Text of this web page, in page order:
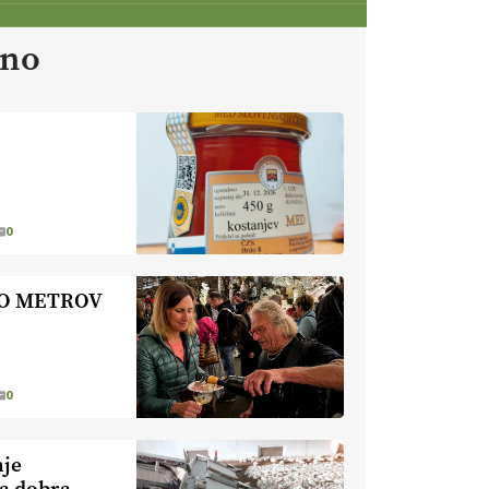
https://t.co/tQd9tB1THk
Varnost na kmetiji naj
bo vedno na prvem mestu.
https://t.co/RcsFHlxERk
#traktor #varnost #kmetijstvo
https://t.co/L4Er80AtXS
22.07.2026
[EKOloško = LOGIČNO ]
Za
uspešno ohranjanje travišč sta
ključna kmetijstvo
in predvsem
reja travojedih živali
. VEČ
https://t.co/YvDmY3UNng @EUAgri
#IMCAP #CAP
21.07.2026
0
METROV
0